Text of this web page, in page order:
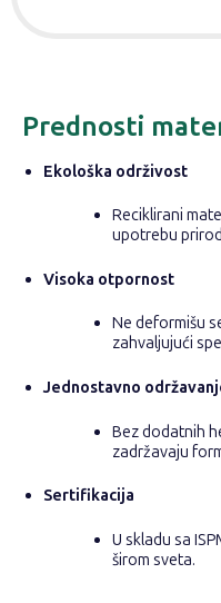
Prednosti
Ekološka održivost
Reciklirani
upotrebu
Visoka otpornost
Ne deformišu
zahvaljujući
Jednostavno
Bez dodatnih
zadržavaju
Sertifikacija
U skladu sa
širom sveta.